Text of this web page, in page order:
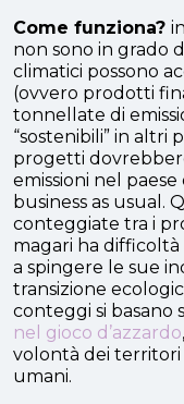
Come funziona?
non sono in grado
climatici possono
(ovvero prodotti
tonnellate di
“sostenibili” in altri
progetti
emissioni nel
business as usual.
conteggiate tra i
magari ha
a spingere le sue
transizione
conteggi si basano
nel gioco d’azzardo
volontà dei territori
umani.